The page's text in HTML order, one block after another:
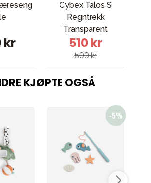
kr
Cybex Talos S
Regntrekk
Transparent
510 kr
599 kr
KJØPTE OGSÅ